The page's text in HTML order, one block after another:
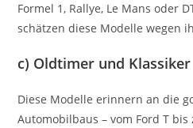
Formel 1, Rallye, Le Mans oder
schätzen diese Modelle wegen
c) Oldtimer und Klassiker
Diese Modelle erinnern an die
Automobilbaus – vom Ford T bis